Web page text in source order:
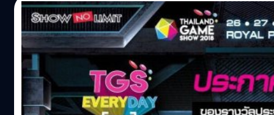
แอปฯ Thailand Game Show เพื่อลุ้นรางวัล Android
: https://goo.gl/TKFWwZ iOS : https://goo.gl/tsX83z
ขออภัยในความไม่สะดวกด้วยค่า สำหรับใครที่พบปัญหาไม่
สามารถกรอกโค้ดเพื่อร่วมสนุกลุ้นรางวัลกิจกรรม TGS
EVERYDAY ได้ในมือถือบางรุ่น สามารถนำโค้ดมากรอกที่นี่ได้
เพื่อร่วมสนุกกับกิจกรรมค่ะ
www.thailandgameshow.com/tgseveryday ประกาศผลผู้
24/10/2018
ประกาศผู้โชคดีกิจกรรม TGS EVERYDAY
ประจำวันที่ 23 ต.ค. 61 รีบซื้อบัตรงาน TGS
2018 แล้วคุณจะเป็นผู้โชคดีคนต่อไป
?ประกาศชื่อผู้โชคดี? กับกิจกรรม TGS EVERYDAY จากการ
ซื้อบัตรเข้างาน หรือ เสื้อยืด Thailand Game Show 2018 ทาง
TrueMoney Wallet รางวัลประจำวันที่ 23 ตุลาคม 2561 :